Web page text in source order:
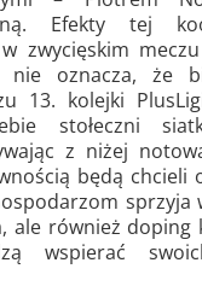
Efekty tej
zwycięskim
nie oznacza, że
13. kolejki
stołeczni
z niżej
będą chcieli
sprzyja
ale również doping
wspierać